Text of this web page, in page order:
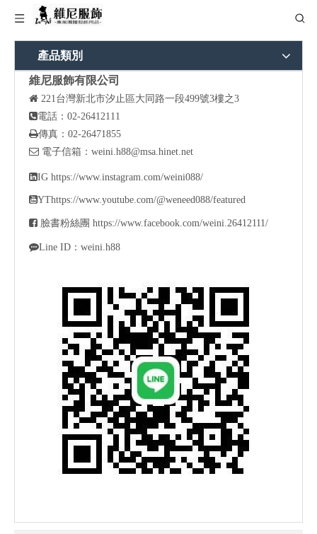
產品類別
維尼服飾有限公司
 221台灣新北市汐止區大同路一段499號3樓之3
電話：02-26412111
傳真：02-26471855
 電子信箱： weini.h88@msa.hinet.net
IG https://www.instagram.com/weini088/
YThttps://www.youtube.com/@weneed088/featured
 臉書粉絲團 https://www.facebook.com/weini.26412111/
Line ID：weini.h88